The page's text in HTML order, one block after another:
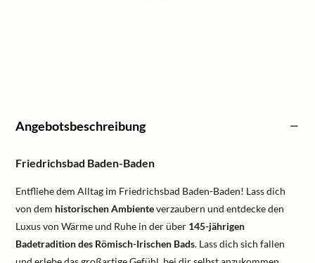
Angebotsbeschreibung
Friedrichsbad Baden-Baden
Entfliehe dem Alltag im Friedrichsbad Baden-Baden! Lass dich
von dem historischen Ambienteverzaubern und entdecke den
Luxus von Wärme und Ruhe in der über 145-jährigen
Badetradition des Römisch-Irischen Bads. Lass dich sich fallen